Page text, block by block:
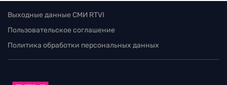
Выходные данные СМИ RTVI
Пользовательское соглашение
Политика обработки персональных данных